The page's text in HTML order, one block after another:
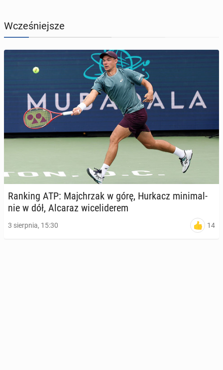
zwrotu zasiłku
Wcześniejsze
Ranking ATP: Maj­chrzak w górę, Hurkacz mi­ni­mal­
nie w dół, Alcaraz wi­ce­li­de­rem
3 sierpnia, 15:30 14